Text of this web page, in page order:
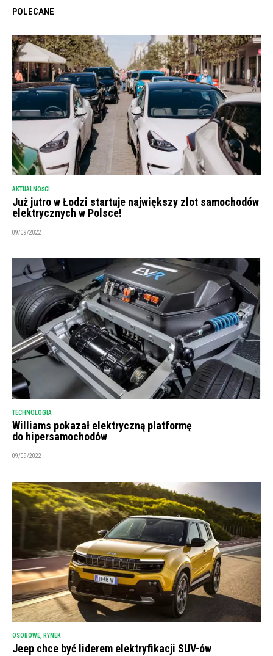
POLECANE
AKTUALNOŚCI
Już jutro w Łodzi startuje największy zlot samochodów
elektrycznych w Polsce!
09/09/2022
TECHNOLOGIA
Williams pokazał elektryczną platformę
do hipersamochodów
09/09/2022
OSOBOWE RYNEK
Jeep chce być liderem elektryfikacji SUV-ów